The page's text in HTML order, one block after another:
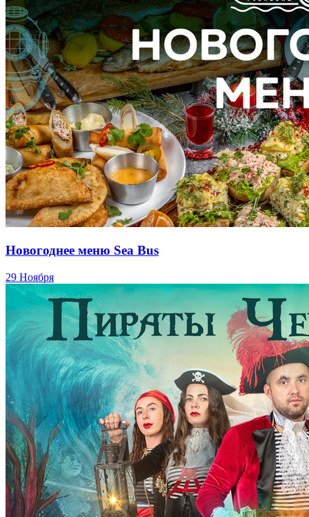
Новогоднее меню Sea Bus
29 Ноября